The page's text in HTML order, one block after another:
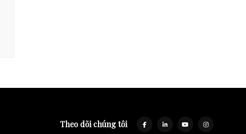
Theo dõi chúng tôi